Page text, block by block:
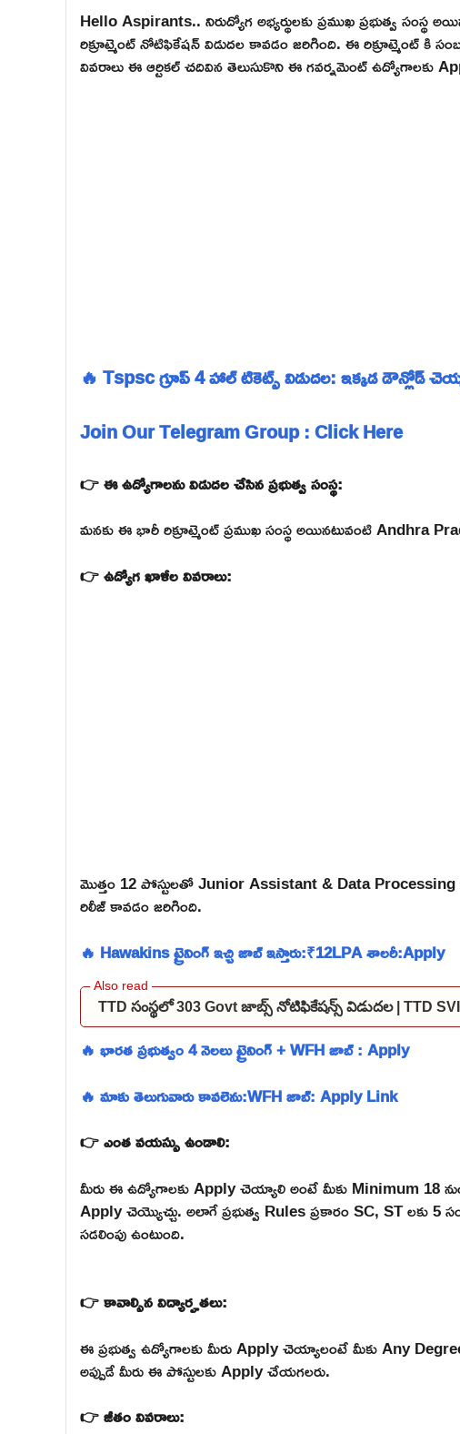
Hello Aspirants.. నిరుద్యోగ అభ్యర్థులకు ప్రముఖ ప్రభుత్వ
రిక్రూట్మెంట్ నోటిఫికేషన్ విడుదల కావడం జరిగింది. ఈ రిక్రూట్మెంట్ కి
వివరాలు ఈ ఆర్టికల్ చదివిన తెలుసుకొని ఈ గవర్నమెంట్ ఉద్యోగాలకు
🔥 Tspsc గ్రూప్ 4 హాల్ టికెట్స్ విడుదల: ఇక్కడ డౌన్లోడ్
Join Our Telegram Group : Click Here
👉 ఈ ఉద్యోగాలను విడుదల చేసిన ప్రభుత్వ సంస్థ:
మనకు ఈ భారీ రిక్రూట్మెంట్ ప్రముఖ సంస్థ అయినటువంటి Andhra
👉 ఉద్యోగ ఖాళీల వివరాలు:
మొత్తం 12 పోస్టులతో Junior Assistant & Data
రిలీజ్ కావడం జరిగింది.
🔥 Hawakins ట్రైనింగ్ ఇచ్చి జాబ్ ఇస్తారు:₹12LPA శాలరీ:Apply
TTD సంస్థలో 303 Govt జాబ్స్ నోటిఫికేషన్స్ విడుదల | TTD
🔥 భారత ప్రభుత్వం 4 నెలలు ట్రైనింగ్ + WFH జాబ్ : Apply
🔥 మాకు తెలుగువారు కావలెను:WFH జాబ్: Apply Link
👉 ఎంత వయస్సు ఉండాలి:
మీరు ఈ ఉద్యోగాలకు Apply చెయ్యాలి అంటే మీకు Minimum 18
Apply చెయ్యొచ్చు. అలాగే ప్రభుత్వ Rules ప్రకారం SC, ST లకు
సడలింపు ఉంటుంది.
👉 కావాల్సిన విద్యార్హతలు:
ఈ ప్రభుత్వ ఉద్యోగాలకు మీరు Apply చెయ్యాలంటే మీకు Any
అప్పుడే మీరు ఈ పోస్టులకు Apply చేయగలరు.
👉 జీతం వివరాలు: